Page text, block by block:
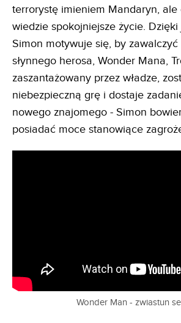
terrorystę imieniem Mandaryn, ale
wiedzie spokojniejsze życie.
Simon motywuje się, by
słynnego herosa, Wonder Mana,
zaszantażowany przez władze,
niebezpieczną grę i dostaje
nowego znajomego - Simon
posiadać moce stanowiące
Wonder Man - zwiastun